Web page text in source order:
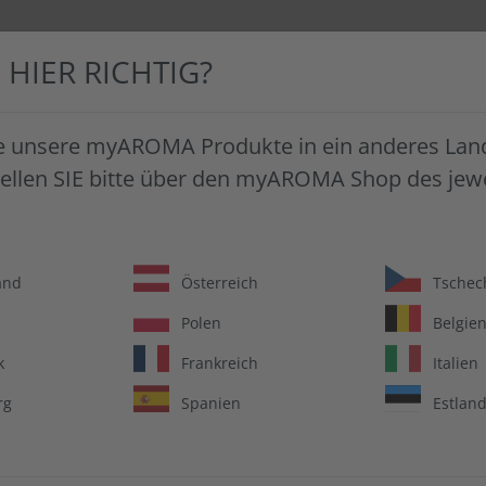
RICHTIG?
unsere myAROMA Produkte in ein anderes
SIE bitte über den myAROMA Shop des
Österreich
Polen
Belgien
Frankreich
Italien
Spanien
Estland
SAG
Entdecke eine
Zum Backen,